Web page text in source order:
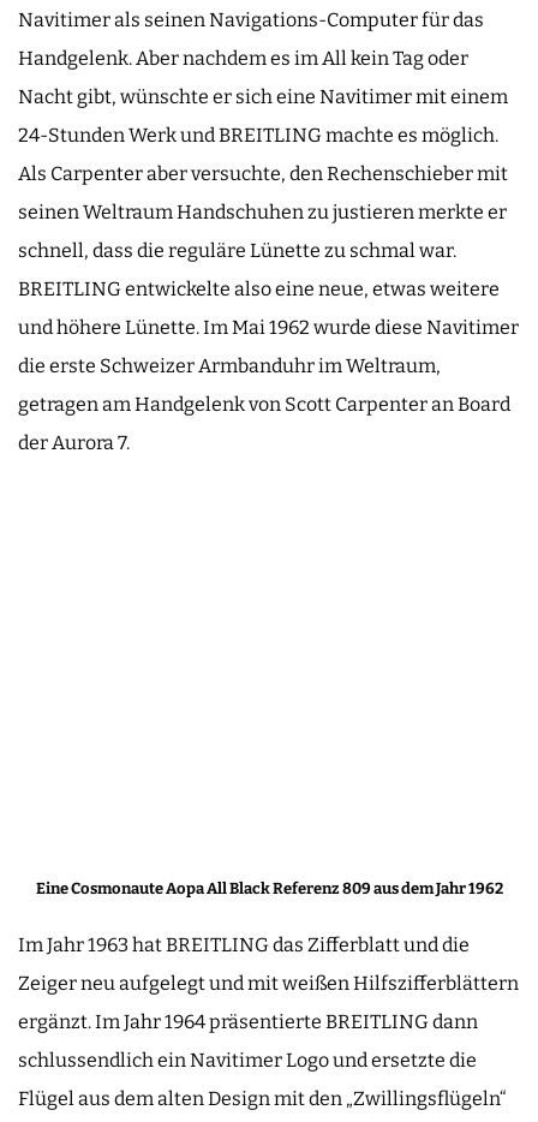
Navitimer als seinen Navigations-Computer für das
Handgelenk. Aber nachdem es im All kein Tag oder
Nacht gibt, wünschte er sich eine Navitimer mit einem
24-Stunden Werk und BREITLING machte es möglich.
Als Carpenter aber versuchte, den Rechenschieber mit
seinen Weltraum Handschuhen zu justieren merkte er
schnell, dass die reguläre Lünette zu schmal war.
BREITLING entwickelte also eine neue, etwas weitere
und höhere Lünette. Im Mai 1962 wurde diese Navitimer
die erste Schweizer Armbanduhr im Weltraum,
getragen am Handgelenk von Scott Carpenter an Board
der Aurora 7.
Eine Cosmonaute Aopa All Black Referenz 809 aus dem Jahr 1962
Im Jahr 1963 hat BREITLING das Zifferblatt und die
Zeiger neu aufgelegt und mit weißen Hilfszifferblättern
ergänzt. Im Jahr 1964 präsentierte BREITLING dann
schlussendlich ein Navitimer Logo und ersetzte die
Flügel aus dem alten Design mit den „Zwillingsflügeln“